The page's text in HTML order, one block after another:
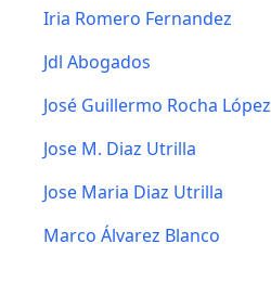
Iria Romero Fernandez
Jdl Abogados
José Guillermo Rocha López
Jose M. Diaz Utrilla
Jose Maria Diaz Utrilla
Marco Álvarez Blanco